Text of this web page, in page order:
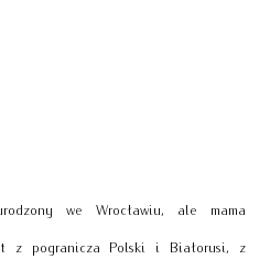
we Wrocławiu, ale mama
z pogranicza Polski i Białorusi, z